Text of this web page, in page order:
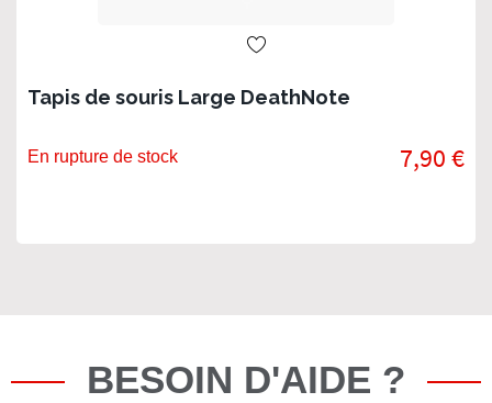
Tapis de souris Large DeathNote
En rupture de stock 7,90 €
BESOIN D'AIDE ?